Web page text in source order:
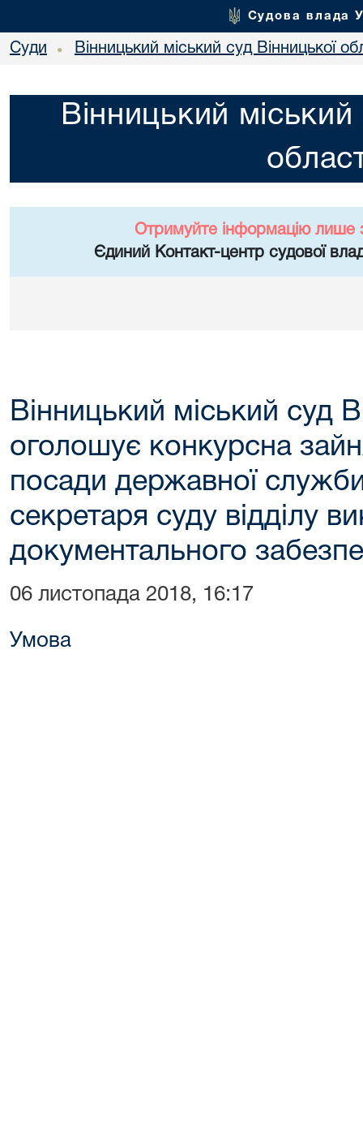
Судова влада
Суди • Вінницький міський суд Вінницької
Вінницький міський
Отримуйте інформацію лише
Єдиний Контакт-центр судової
Вінницький міський суд
оголошує конкурсна
посади державної служби
секретаря суду відділу
документального
06 листопада 2018, 16:17
Умова